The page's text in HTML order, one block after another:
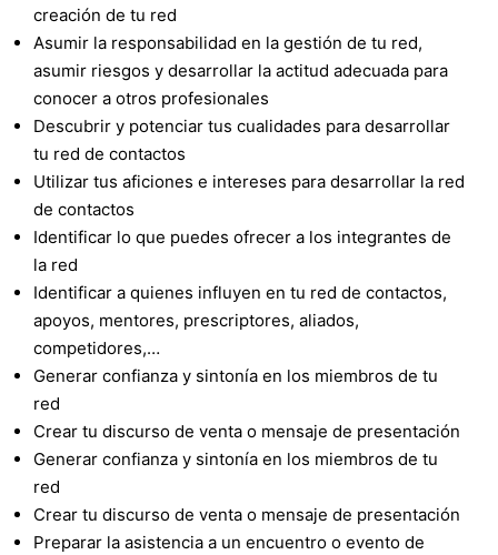
creación de tu red
Asumir la responsabilidad en la gestión de tu red,
asumir riesgos y desarrollar la actitud adecuada para
conocer a otros profesionales
Descubrir y potenciar tus cualidades para desarrollar
tu red de contactos
Utilizar tus aficiones e intereses para desarrollar la red
de contactos
Identificar lo que puedes ofrecer a los integrantes de
la red
Identificar a quienes influyen en tu red de contactos,
apoyos, mentores, prescriptores, aliados,
competidores,…
Generar confianza y sintonía en los miembros de tu
red
Crear tu discurso de venta o mensaje de presentación
Generar confianza y sintonía en los miembros de tu
red
Crear tu discurso de venta o mensaje de presentación
Preparar la asistencia a un encuentro o evento de